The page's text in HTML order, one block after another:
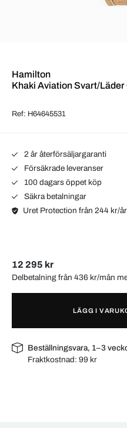
Hamilton
Khaki Aviation Svart/
Ref: H64645531
2 år återförsäljargaranti
Försäkrade leveranser
100 dagars öppet köp
Säkra betalningar
Uret Protection från 244 kr/år
12 295 kr
Delbetalning från 436 kr/mån
LÄGG I
Beställningsvara, 1–3
Fraktkostnad:99 kr